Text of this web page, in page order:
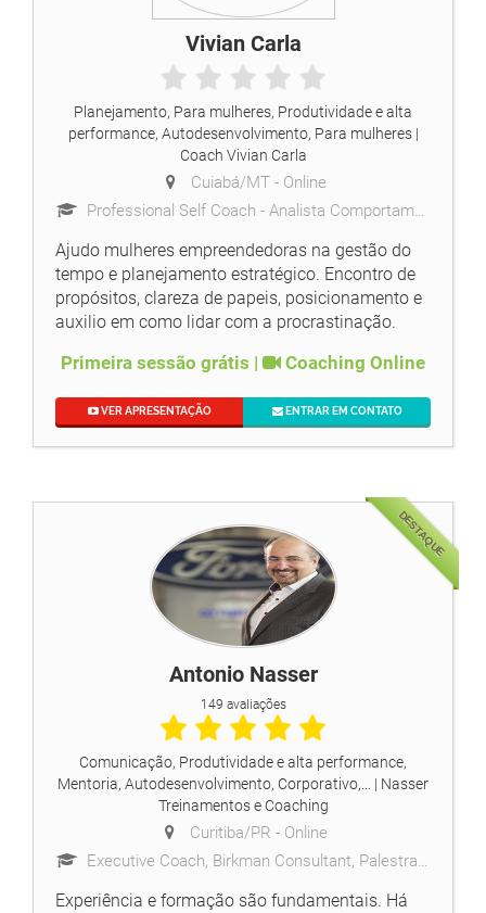
Vivian Carla
Planejamento, Para mulheres, Produtividade e alta
performance, Autodesenvolvimento, Para mulheres |
Coach Vivian Carla
Cuiabá/MT - Online
Professional Self Coach - Analista Comportamental - Life Coach - Leader Coach (IBC)
Ajudo mulheres empreendedoras na gestão do
tempo e planejamento estratégico. Encontro de
propósitos, clareza de papeis, posicionamento e
auxilio em como lidar com a procrastinação.
Primeira sessão grátis | Coaching Online
VER APRESENTAÇÃO ENTRAR EM CONTATO
DESTAQUE
Antonio Nasser
149 avaliações
Comunicação, Produtividade e alta performance,
Mentoria, Autodesenvolvimento, Corporativo,... | Nasser
Treinamentos e Coaching
Curitiba/PR - Online
Executive Coach, Birkman Consultant, Palestrante e Escritor
Experiência e formação são fundamentais. Há